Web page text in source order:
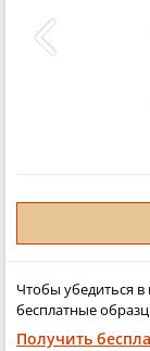
Чтобы убедиться
бесплатные
Получить